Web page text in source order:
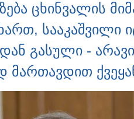
ცხინვალის
სააკაშვილი
გასული -
მართავდით